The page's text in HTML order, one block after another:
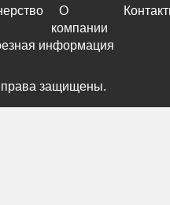
О
компании
информация
защищены.